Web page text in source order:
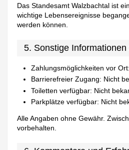
Das Standesamt Walzbachtal ist
wichtige Lebensereignisse
werden können.
5. Sonstige
Zahlungsmöglichkeiten vor
Barrierefreier Zugang: Nicht
Toiletten verfügbar: Nicht
Parkplätze verfügbar: Nicht
Alle Angaben ohne Gewähr.
vorbehalten.